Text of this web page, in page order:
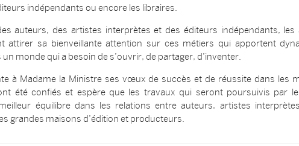
indépendants ou encore les libraires.
auteurs, des artistes interprètes et des éditeurs indépendants, les
attirer sa bienveillante attention sur ces métiers qui apportent
monde qui a besoin de s’ouvrir, de partager, d’inventer.
à Madame la Ministre ses vœux de succès et de réussite dans les
été confiés et espère que les travaux qui seront poursuivis par
équilibre dans les relations entre auteurs, artistes
grandes maisons d’édition et producteurs.